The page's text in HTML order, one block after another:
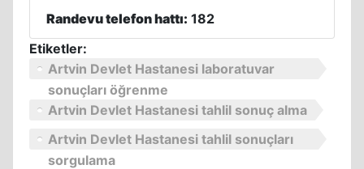
Randevu telefon hattı: 182
Etiketler:
Artvin Devlet Hastanesi laboratuvar
sonuçları öğrenme
Artvin Devlet Hastanesi tahlil sonuç alma
Artvin Devlet Hastanesi tahlil sonuçları
sorgulama